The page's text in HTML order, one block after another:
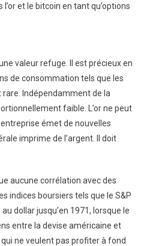
et le bitcoin en tant qu’options
valeur refuge. Il est précieux en
de consommation tels que les
rare. Indépendamment de la
faible. L’or ne peut
émet de nouvelles
imprime de l’argent. Il doit
aucune corrélation avec des
indices boursiers tels que le S&P
dollar jusqu’en 1971, lorsque le
entre la devise américaine et
qui ne veulent pas profiter à fond